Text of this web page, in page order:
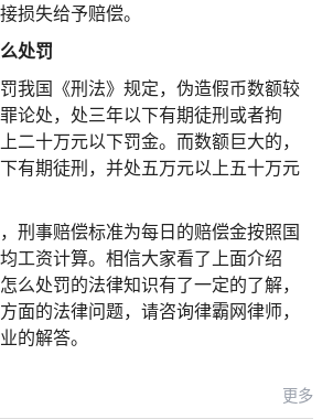
损失给予赔偿。
处罚
我国《刑法》规定，伪造假币数额较
论处，处三年以下有期徒刑或者拘
二十万元以下罚金。而数额巨大的，
有期徒刑，并处五万元以上五十万元
刑事赔偿标准为每日的赔偿金按照国
工资计算。相信大家看了上面介绍
么处罚的法律知识有了一定的了解，
面的法律问题，请咨询律霸网律师，
的解答。
更多